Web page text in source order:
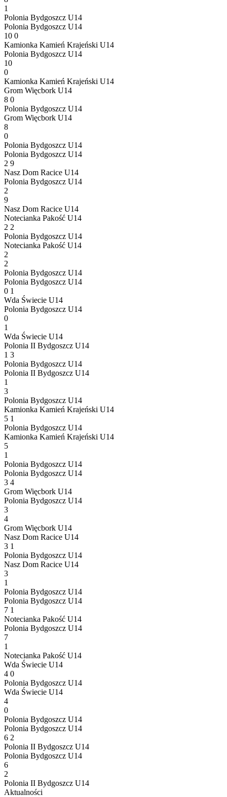
1
Polonia Bydgoszcz U14
Polonia Bydgoszcz U14
10 0
Kamionka Kamień Krajeński U14
Polonia Bydgoszcz U14
10
0
Kamionka Kamień Krajeński U14
Grom Więcbork U14
8 0
Polonia Bydgoszcz U14
Grom Więcbork U14
8
0
Polonia Bydgoszcz U14
Polonia Bydgoszcz U14
2 9
Nasz Dom Racice U14
Polonia Bydgoszcz U14
2
9
Nasz Dom Racice U14
Notecianka Pakość U14
2 2
Polonia Bydgoszcz U14
Notecianka Pakość U14
2
2
Polonia Bydgoszcz U14
Polonia Bydgoszcz U14
0 1
Wda Świecie U14
Polonia Bydgoszcz U14
0
1
Wda Świecie U14
Polonia II Bydgoszcz U14
1 3
Polonia Bydgoszcz U14
Polonia II Bydgoszcz U14
1
3
Polonia Bydgoszcz U14
Kamionka Kamień Krajeński U14
5 1
Polonia Bydgoszcz U14
Kamionka Kamień Krajeński U14
5
1
Polonia Bydgoszcz U14
Polonia Bydgoszcz U14
3 4
Grom Więcbork U14
Polonia Bydgoszcz U14
3
4
Grom Więcbork U14
Nasz Dom Racice U14
3 1
Polonia Bydgoszcz U14
Nasz Dom Racice U14
3
1
Polonia Bydgoszcz U14
Polonia Bydgoszcz U14
7 1
Notecianka Pakość U14
Polonia Bydgoszcz U14
7
1
Notecianka Pakość U14
Wda Świecie U14
4 0
Polonia Bydgoszcz U14
Wda Świecie U14
4
0
Polonia Bydgoszcz U14
Polonia Bydgoszcz U14
6 2
Polonia II Bydgoszcz U14
Polonia Bydgoszcz U14
6
2
Polonia II Bydgoszcz U14
Aktualności